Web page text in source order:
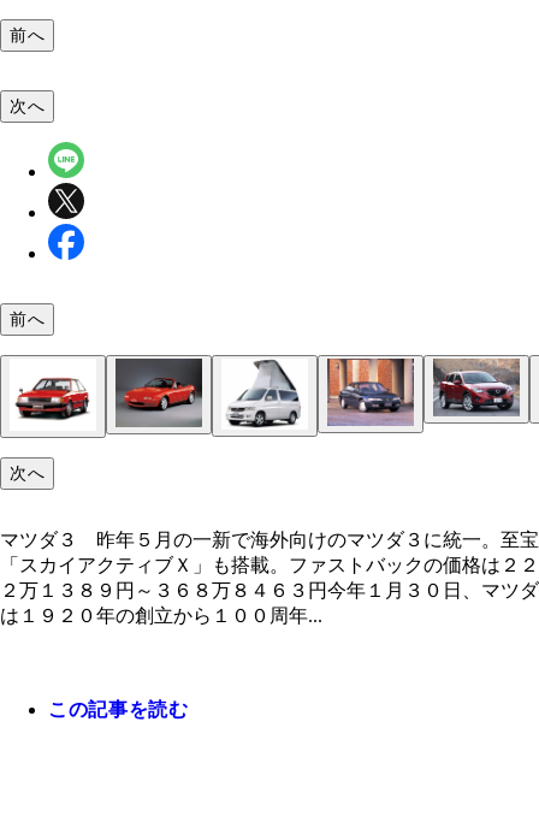
前へ
載した量産車「コスモスポーツ」は、１９６７年
発売。大きな話題を集めた
ファミリア １９８０年６月に登場した５代目フ
ア。電動サンルーフが標準装備された「赤のＸＧ
者を中心に大ヒット
９月に販売開始すると、世界中で人気爆発。累計
数は１００万台を軽く突破している
ボンゴフレンディ ルーフがテントになる超個性
ンゴフレンディは１９９５年から２００６年まで
れた
リアサスはマルチリンク式で運動性能はギンギン
次へ
前へ
次へ
マツダ３ 昨年５月の一新で海外向けのマツダ３に統一。至宝
「スカイアクティブＸ」も搭載。ファストバックの価格は２２
２万１３８９円～３６８万８４６３円今年１月３０日、マツダ
は１９２０年の創立から１００周年...
この記事を読む